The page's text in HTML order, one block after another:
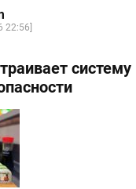
22:56]
систему